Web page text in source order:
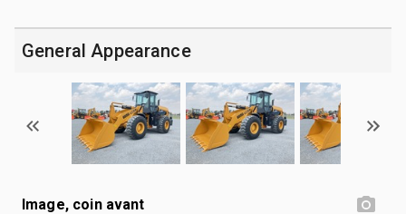
General Appearance
Image, coin avant